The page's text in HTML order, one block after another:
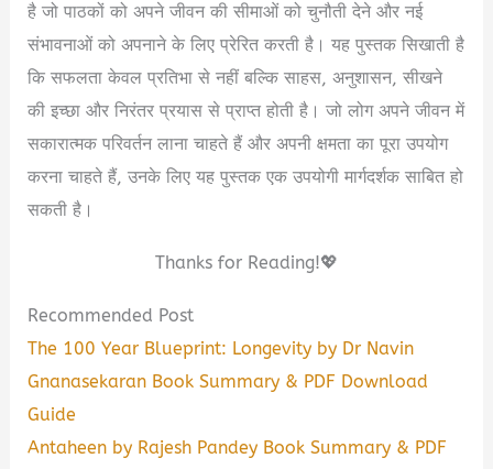
है जो पाठकों को अपने जीवन की सीमाओं को चुनौती देने और नई
संभावनाओं को अपनाने के लिए प्रेरित करती है। यह पुस्तक सिखाती है
कि सफलता केवल प्रतिभा से नहीं बल्कि साहस, अनुशासन, सीखने
की इच्छा और निरंतर प्रयास से प्राप्त होती है। जो लोग अपने जीवन में
सकारात्मक परिवर्तन लाना चाहते हैं और अपनी क्षमता का पूरा उपयोग
करना चाहते हैं, उनके लिए यह पुस्तक एक उपयोगी मार्गदर्शक साबित हो
सकती है।
Thanks for Reading!💖
Recommended Post
The 100 Year Blueprint: Longevity by Dr Navin
Gnanasekaran Book Summary & PDF Download
Guide
Antaheen by Rajesh Pandey Book Summary & PDF